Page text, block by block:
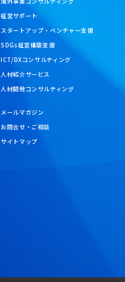
経営サポート
スタートアップ・ベンチャー支援
SDGs経営構築支援
ICT/DXコンサルティング
人材紹介サービス
人材開発コンサルティング
メールマガジン
お問合せ・ご相談
サイトマップ